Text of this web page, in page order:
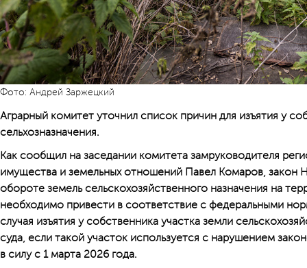
Фото: Андрей Заржецкий
Аграрный комитет уточнил список причин для изъятия у
сельхозназначения.
Как сообщил на заседании комитета замруководителя
имущества и земельных отношений Павел Комаров, закон
обороте земель сельскохозяйственного назначения на
необходимо привести в соответствие с федеральными
случая изъятия у собственника участка земли
суда, если такой участок используется с нарушением
в силу с 1 марта 2026 года.